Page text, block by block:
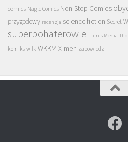
comics Nagle Comics Non Stop Comics
przygodowy recenzja science fiction Secret
superbohaterowie Taurus Media
komiks wilk WKKM X-men zapowiedzi